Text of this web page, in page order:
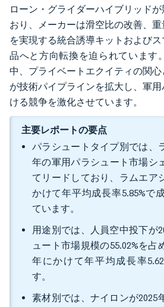
ローン・グライダーハイブリッド
おり、メーカーは滑空比の改善、
を実現する統合誘導キットおよび
品へと方向転換を迫られています
中、プライベートエクイティの関
が技術パイプラインを拡大し、軍
ける競争を激化させています。
主要レポートの要点
パラシュートタイプ別では、
年の軍用パラシュート市場シ
てリードしており、ラムエア
かけて年平均成長率5.85%で
ています。
用途別では、人員空中投下が
ュート市場規模の55.02%を占
年にかけて年平均成長率
す。
素材別では、ナイロンが2025